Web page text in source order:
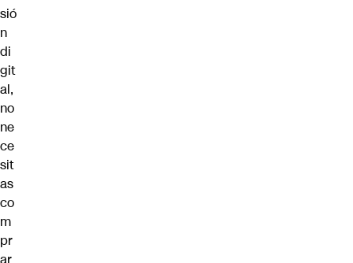
sió
n
di
git
al,
no
ne
ce
sit
as
co
m
pr
ar